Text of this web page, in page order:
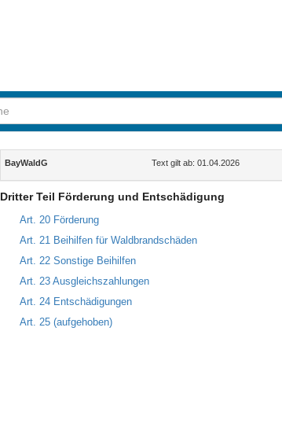
Inhalt
BayWaldG Text gilt ab: 01.04.2026
Dritter Teil Förderung und Entschädigung
Art. 20 Förderung
Art. 21 Beihilfen für Waldbrandschäden
Art. 22 Sonstige Beihilfen
Art. 23 Ausgleichszahlungen
Art. 24 Entschädigungen
Art. 25 (aufgehoben)